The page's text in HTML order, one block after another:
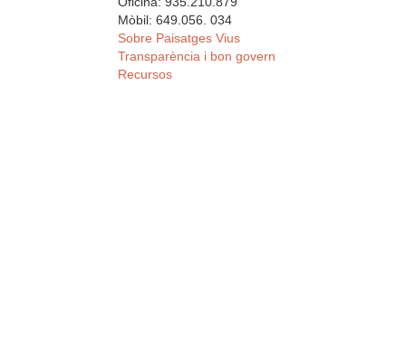
Mòbil: 649.056. 034
Sobre Paisatges Vius
Transparència i bon govern
Recursos